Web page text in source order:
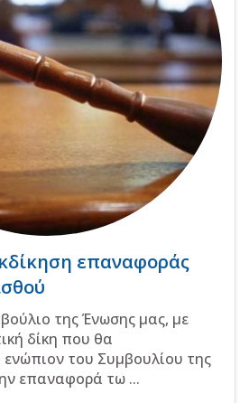
επαναφοράς
της Ένωσης μας, με
δίκη που θα
του Συμβουλίου της
επαναφορά τω ...